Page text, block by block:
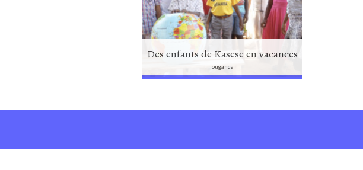
Des enfants de Kasese en vacances
ouganda